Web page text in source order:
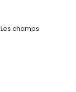
Les champs